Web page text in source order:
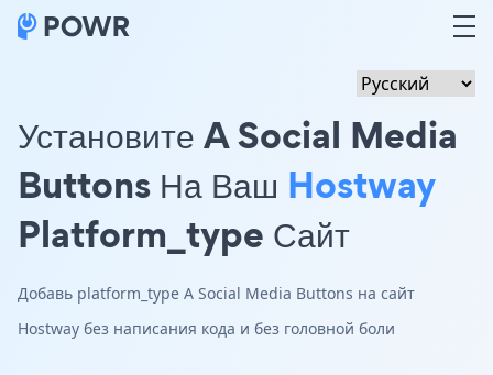
Установите A Social Media
Buttons На Ваш Hostway
Platform_type Сайт
Добавь platform_type A Social Media Buttons на сайт
Hostway без написания кода и без головной боли